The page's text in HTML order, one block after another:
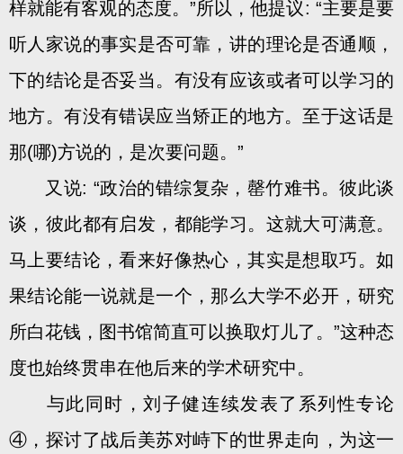
样就能有客观的态度。”所以，他提议: “主要是要
听人家说的事实是否可靠，讲的理论是否通顺，
下的结论是否妥当。有没有应该或者可以学习的
地方。有没有错误应当矫正的地方。至于这话是
那(哪)方说的，是次要问题。”
又说: “政治的错综复杂，罄竹难书。彼此谈
谈，彼此都有启发，都能学习。这就大可满意。
马上要结论，看来好像热心，其实是想取巧。如
果结论能一说就是一个，那么大学不必开，研究
所白花钱，图书馆简直可以换取灯儿了。”这种态
度也始终贯串在他后来的学术研究中。
与此同时，刘子健连续发表了系列性专论
④，探讨了战后美苏对峙下的世界走向，为这一